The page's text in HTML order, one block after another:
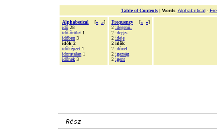
Table of Contents| Words: Alphabetical-
Alphabetical [« »]
idõ 28
idõ-õrület 1
idõben 3
idõk 2
idõképzet 1
idomtalan 1
idõnek 3
Frequency [« »]
2 idegenül
2 ideges
2 ideje
2 idõk
2 idõvel
2 igazság
2 igent
Rész